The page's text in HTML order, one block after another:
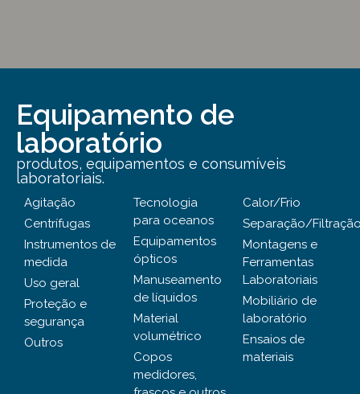
Equipamento de
laboratório
produtos, equipamentos e consumíveis
laboratoriais.
Agitação
Centrífugas
Instrumentos de
medida
Uso geral
Proteção e
segurança
Outros
Tecnologia
para oceanos
Equipamentos
ópticos
Manuseamento
de líquidos
Material
volumétrico
Copos
medidores,
Calor/Frio
Separação/
Montagens e
Ferramentas
Laboratoriais
Mobiliário de
laboratório
Ensaios de
materiais